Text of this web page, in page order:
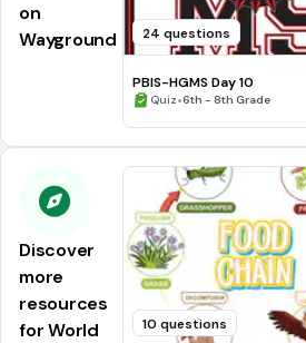
on
Wayground
24 questions
PBIS-HGMS Day 10
Quiz•6th - 8th Grade
Discover
more
resources
for World
10 questions